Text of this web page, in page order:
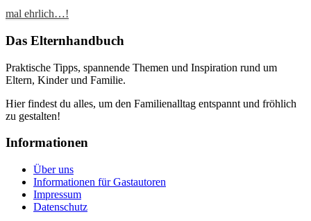
mal ehrlich…!
Das Elternhandbuch
Praktische Tipps, spannende Themen und Inspiration rund um
Eltern, Kinder und Familie.
Hier findest du alles, um den Familienalltag entspannt und fröhlich
zu gestalten!
Informationen
Über uns
Informationen für Gastautoren
Impressum
Datenschutz